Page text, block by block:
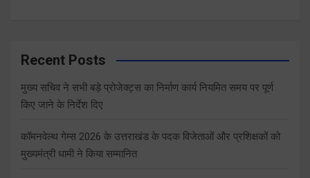
Recent Posts
मुख्य सचिव ने सभी बड़े प्रोजेक्ट्स का निर्माण कार्य नियमित समय पर पूर्ण
किए जाने के निर्देश दिए
कॉमनवेल्थ गेम्स 2026 के उत्तराखंड के पदक विजेताओं और प्रशिक्षकों को
मुख्यमंत्री धामी ने किया सम्मानित